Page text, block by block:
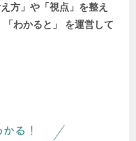
方」や「視点」を整え
わかると」 を運営して